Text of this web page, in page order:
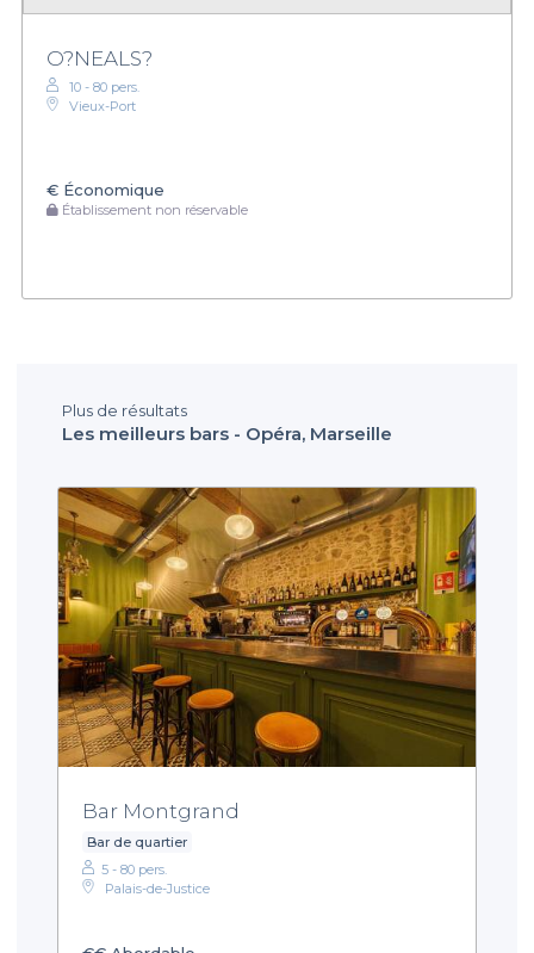
O?NEALS?
10 - 80 pers.
Vieux-Port
€ Économique
Établissement non réservable
Plus de résultats
Les meilleurs bars - Opéra, Marseille
Bar Montgrand
Bar de quartier
5 - 80 pers.
Palais-de-Justice